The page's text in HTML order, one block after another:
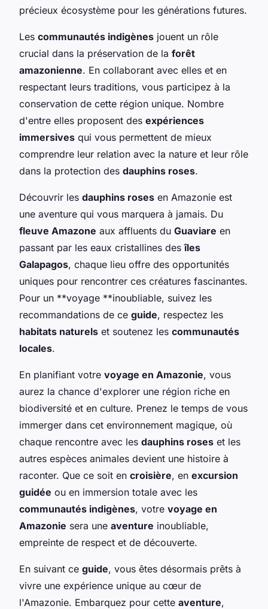
précieux écosystème pour les générations futures.
Les communautés indigènes jouent un rôle
crucial dans la préservation de la forêt
amazonienne. En collaborant avec elles et en
respectant leurs traditions, vous participez à la
conservation de cette région unique. Nombre
d'entre elles proposent des expériences
immersives qui vous permettent de mieux
comprendre leur relation avec la nature et leur rôle
dans la protection des dauphins roses.
Découvrir les dauphins roses en Amazonie est
une aventure qui vous marquera à jamais. Du
fleuve Amazone aux affluents du Guaviare en
passant par les eaux cristallines desîles
Galapagos, chaque lieu offre des opportunités
uniques pour rencontrer ces créatures fascinantes.
Pour un **voyage **inoubliable, suivez les
recommandations de ce guide, respectez les
habitats naturels et soutenez les communautés
locales.
En planifiant votre voyage en Amazonie, vous
aurez la chance d'explorer une région riche en
biodiversité et en culture. Prenez le temps de vous
immerger dans cet environnement magique, où
chaque rencontre avec les dauphins roses et les
autres espèces animales devient une histoire à
raconter. Que ce soit en croisière, en excursion
guidée ou en immersion totale avec les
communautés indigènes, votre voyage en
Amazonie sera une aventure inoubliable,
empreinte de respect et de découverte.
En suivant ce guide, vous êtes désormais prêts à
vivre une expérience unique au cœur de
l'Amazonie. Embarquez pour cette aventure,